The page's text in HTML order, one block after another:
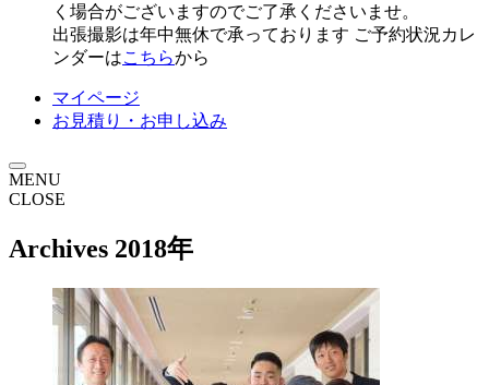
く場合がございますのでご了承くださいませ。
出張撮影は年中無休で承っております ご予約状況カレ
ンダーはこちらから
マイページ
お見積り・お申し込み
MENU
CLOSE
Archives 2018年